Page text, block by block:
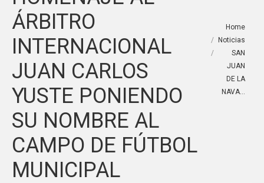
ÁRBITRO
INTERNACIONAL
JUAN CARLOS
YUSTE PONIENDO
SU NOMBRE AL
CAMPO DE FÚTBOL
MUNICIPAL
You are here:
Home
Noticias
SAN
JUAN
DE LA
NAVA…